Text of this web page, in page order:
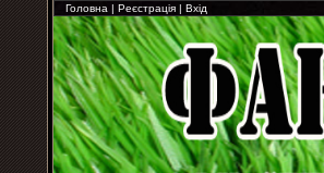
Головна | Реєстрація | Вхід